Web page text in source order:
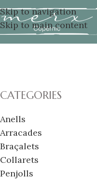
Skip to navigation
Skip to main content
CATEGORIES
Anells
Arracades
Braçalets
Collarets
Penjolls